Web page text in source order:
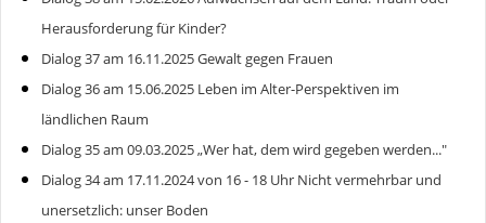
Herausforderung für Kinder?
Dialog 37 am 16.11.2025 Gewalt gegen Frauen
Dialog 36 am 15.06.2025 Leben im Alter-Perspektiven im
ländlichen Raum
Dialog 35 am 09.03.2025 „Wer hat, dem wird gegeben werden..."
Dialog 34 am 17.11.2024 von 16 - 18 Uhr Nicht vermehrbar und
unersetzlich: unser Boden